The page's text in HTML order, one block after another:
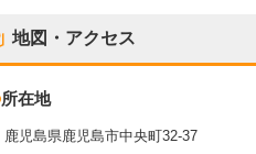
地図・アクセス
所在地
鹿児島県鹿児島市中央町32-37